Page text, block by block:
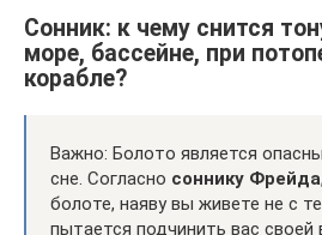
Сонник: к чему снится
море, бассейне, при
корабле?
Важно: Болото является
сне. Согласно соннику Фрейда
болоте, наяву вы живете не с
пытается подчинить вас своей